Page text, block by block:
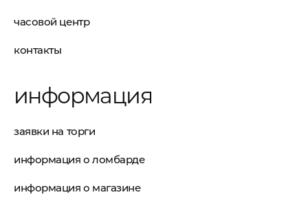
часовой центр
контакты
информация
заявки на торги
информация о ломбарде
информация о магазине